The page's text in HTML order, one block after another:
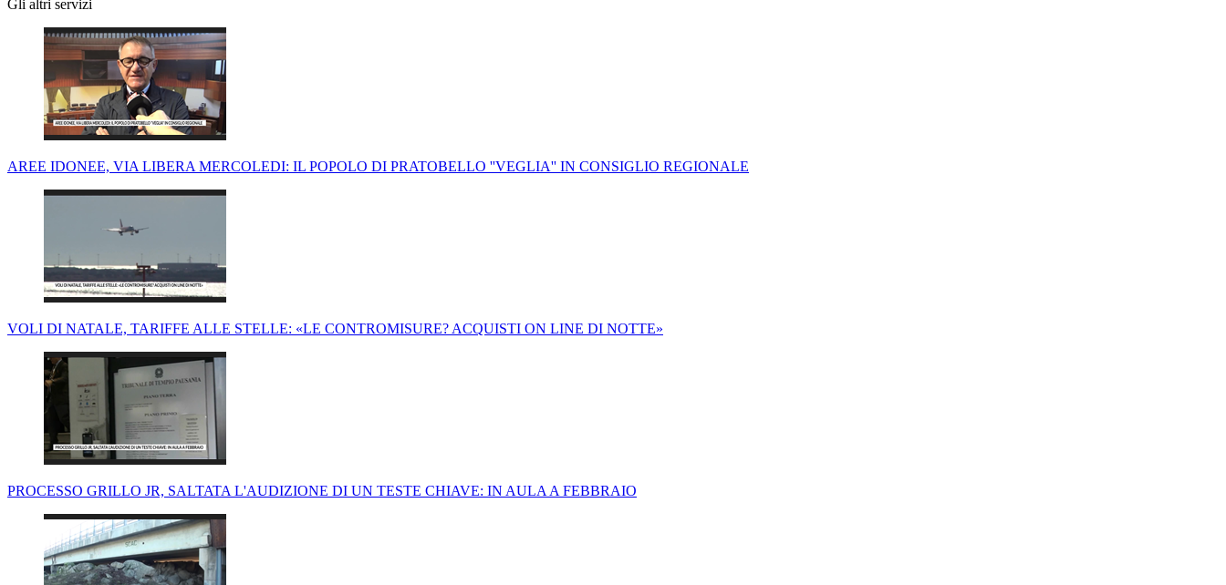
Gli altri servizi
AREE IDONEE, VIA LIBERA MERCOLEDI: IL POPOLO DI PRATOBELLO ''VEGLIA'' IN CONSIGLIO REGIONALE
VOLI DI NATALE, TARIFFE ALLE STELLE: «LE CONTROMISURE? ACQUISTI ON LINE DI NOTTE»
PROCESSO GRILLO JR, SALTATA L'AUDIZIONE DI UN TESTE CHIAVE: IN AULA A FEBBRAIO